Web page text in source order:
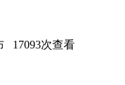
17093次查看